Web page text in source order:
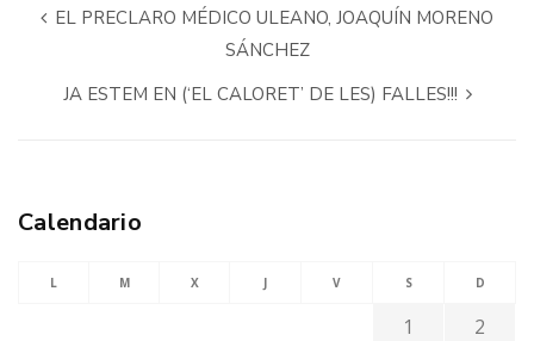
EL PRECLARO MÉDICO ULEANO, JOAQUÍN MORENO
SÁNCHEZ
JA ESTEM EN (‘EL CALORET’ DE LES) FALLES!!!
Calendario
L M X J V S D
1
2